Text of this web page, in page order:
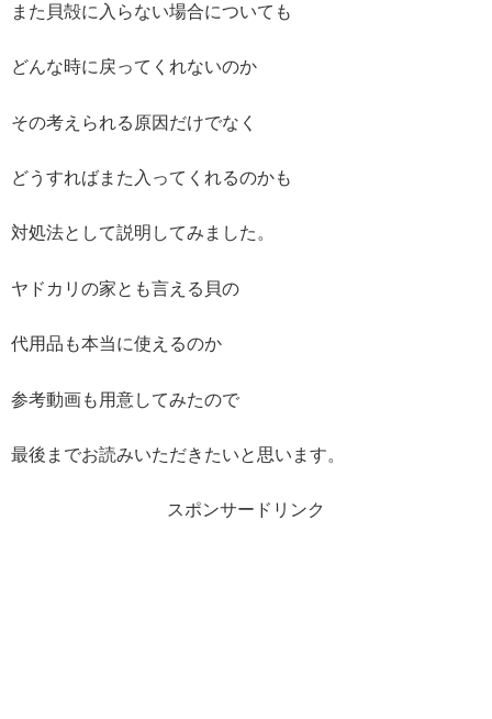
また貝殻に入らない場合についても
どんな時に戻ってくれないのか
その考えられる原因だけでなく
どうすればまた入ってくれるのかも
対処法として説明してみました。
ヤドカリの家とも言える貝の
代用品も本当に使えるのか
参考動画も用意してみたので
最後までお読みいただきたいと思います。
スポンサードリンク